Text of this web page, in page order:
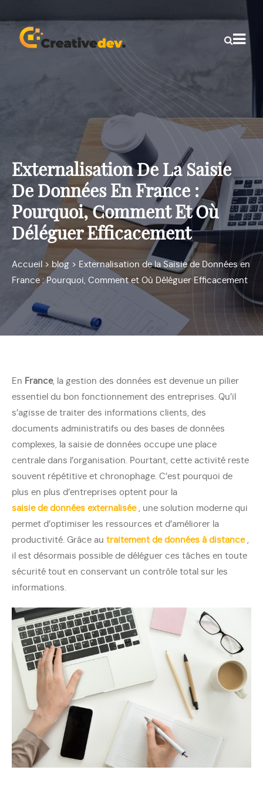
Externalisation De La Saisie
De Données En France :
Pourquoi, Comment Et Où
Déléguer Efficacement
Accueil > blog > Externalisation de la Saisie de Données en
France : Pourquoi, Comment et Où Déléguer Efficacement
En France, la gestion des données est devenue un pilier
essentiel du bon fonctionnement des entreprises. Qu’il
s’agisse de traiter des informations clients, des
documents administratifs ou des bases de données
complexes, la saisie de données occupe une place
centrale dans l’organisation. Pourtant, cette activité reste
souvent répétitive et chronophage. C’est pourquoi de
plus en plus d’entreprises optent pour la
saisie de données externalisée, une solution moderne qui
permet d’optimiser les ressources et d’améliorer la
productivité. Grâce au traitement de données à distance,
il est désormais possible de déléguer ces tâches en toute
sécurité tout en conservant un contrôle total sur les
informations.